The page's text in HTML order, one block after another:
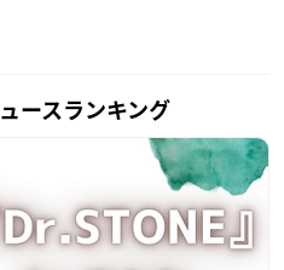
ースランキング